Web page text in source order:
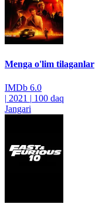
Menga o'lim tilaganlar
IMDb 6.0
| 2021 | 100 daq
Jangari